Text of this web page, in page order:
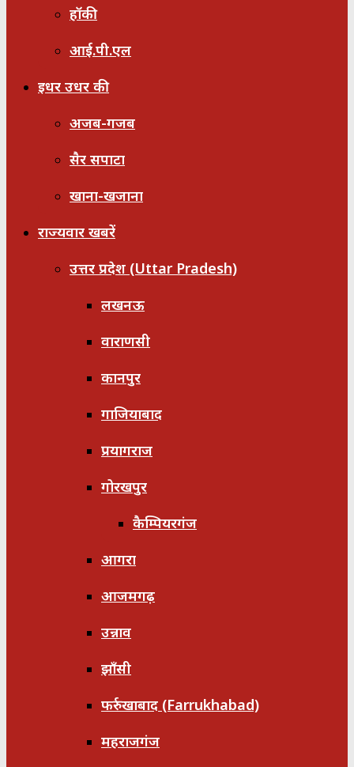
हॉकी
आई.पी.एल
इधर उधर की
अजब-गजब
सैर सपाटा
खाना-खजाना
राज्यवार खबरें
उत्तर प्रदेश (Uttar Pradesh)
लखनऊ
वाराणसी
कानपुर
गाजियाबाद
प्रयागराज
गोरखपुर
कैम्पियरगंज
आगरा
आजमगढ़
उन्नाव
झाँसी
फर्रुखाबाद (Farrukhabad)
महराजगंज